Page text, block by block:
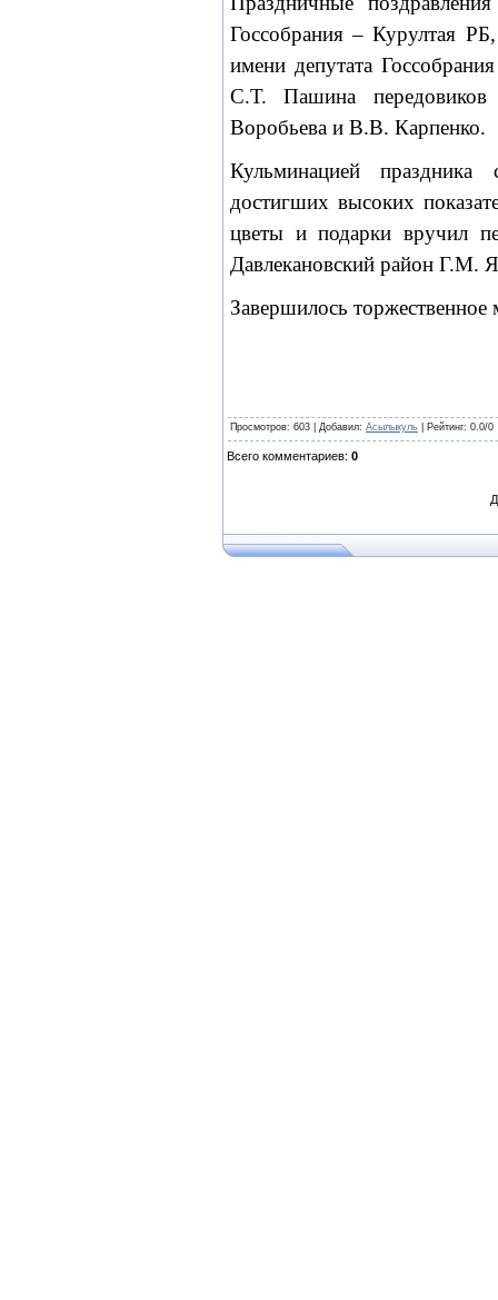
Госсобрания – Курултая
имени депутата
С.Т. Пашина передовиков
Воробьева и В.В. Карпенко.
Кульминацией праздника
достигших высоких
цветы и подарки вручил
Давлекановский район Г.М.
Завершилось
Просмотров: 603 | Добавил: Асылыкуль Рейтинг: 0.0/0
Всего комментариев: 0